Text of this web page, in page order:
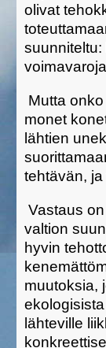
olivat
Mutta
monet
lähtien
tehtävän,
Vastaus
valtion
hyvin
muutoksia,
lähteville